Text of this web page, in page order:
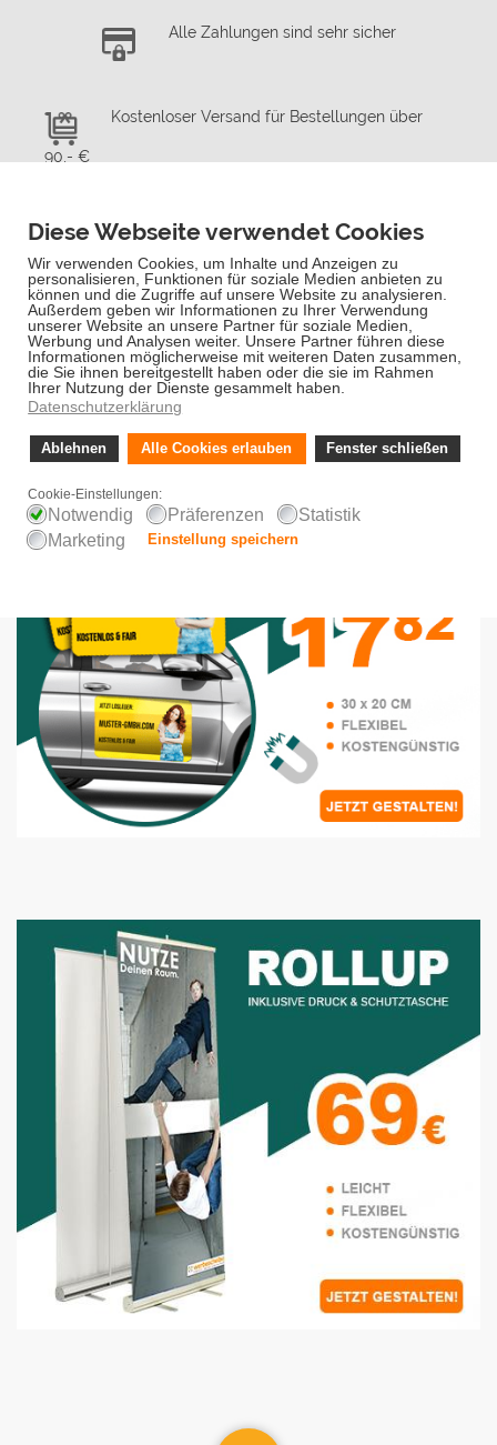
Alle Zahlungen sind sehr sicher
Kostenloser Versand für Bestellungen über
90,- €
Schnelle Lieferung